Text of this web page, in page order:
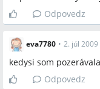
Odpovedz
eva7780 • 2. júl 2009
kedysi som
Odpovedz